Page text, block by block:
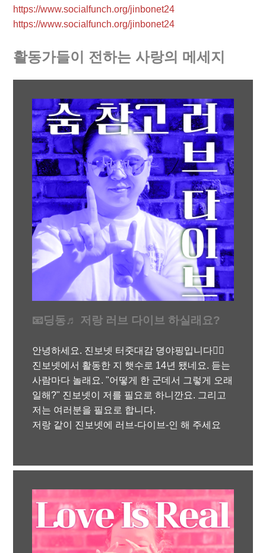
https://www.socialfunch.org/jinbonet24
https://www.socialfunch.org/jinbonet24
활동가들이 전하는 사랑의 메세지
📧딩동♬ 저랑 러브 다이브 하실래요?
안녕하세요. 진보넷 터줏대감 뎡야핑입니다🧞‍♀️
진보넷에서 활동한 지 햇수로 14년 됐네요. 듣는
사람마다 놀래요. "어떻게 한 군데서 그렇게 오래
일해?" 진보넷이 저를 필요로 하니깐요. 그리고
저는 여러분을 필요로 합니다.
저랑 같이 진보넷에 러브-다이브-인 해 주세요